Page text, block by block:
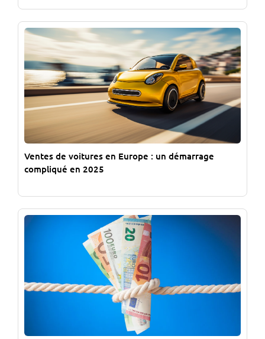
Ventes de voitures en Europe : un démarrage
compliqué en 2025